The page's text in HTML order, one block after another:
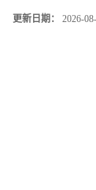
更新日期： 2026-